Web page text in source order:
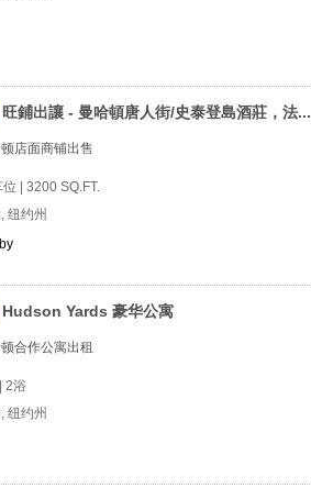
旺鋪出讓 - 曼哈頓唐人街/史泰登島酒莊，法...
店面商铺出售
位 | 3200 SQ.FT.
纽约州
Hudson Yards 豪华公寓
合作公寓出租
2浴
纽约州